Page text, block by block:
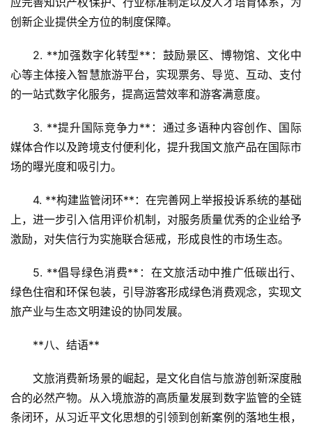
创新企业提供全方位的制度保障。
2. **加强数字化转型**：鼓励景区、博物馆、文化中
心等主体接入智慧旅游平台，实现票务、导览、互动、支付
的一站式数字化服务，提高运营效率和游客满意度。
3. **提升国际竞争力**：通过多语种内容创作、国际
媒体合作以及跨境支付便利化，提升我国文旅产品在国际市
场的曝光度和吸引力。
4. **构建监管闭环**：在完善网上举报投诉系统的基础
上，进一步引入信用评价机制，对服务质量优秀的企业给予
激励，对失信行为实施联合惩戒，形成良性的市场生态。
5. **倡导绿色消费**：在文旅活动中推广低碳出行、
绿色住宿和环保包装，引导游客形成绿色消费观念，实现文
旅产业与生态文明建设的协同发展。
**八、结语**
文旅消费新场景的崛起，是文化自信与旅游创新深度融
合的必然产物。从入境旅游的高质量发展到数字监管的全链
条闭环，从习近平文化思想的引领到创新案例的落地生根，